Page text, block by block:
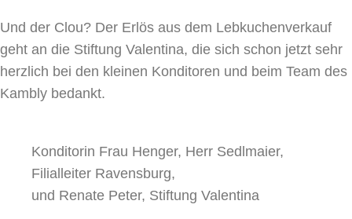
Und der Clou? Der Erlös aus dem Lebkuchenverkauf
geht an die Stiftung Valentina, die sich schon jetzt sehr
herzlich bei den kleinen Konditoren und beim Team des
Kambly bedankt.
Konditorin Frau Henger, Herr Sedlmaier,
Filialleiter Ravensburg,
und Renate Peter, Stiftung Valentina